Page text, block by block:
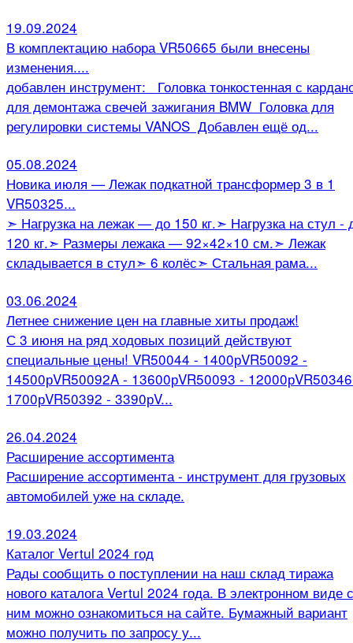
19.09.2024
В комплектацию набора VR50665 были внесены
изменения....
добавлен инструмент: Головка тонкостенная с
для демонтажа свечей зажигания BMW Головка для
регулировки системы VANOS Добавлен ещё од...
05.08.2024
Новика июля — Лежак подкатной трансформер 3 в 1
VR50325...
➣ Нагрузка на лежак — до 150 кг.➣ Нагрузка на стул -
120 кг.➣ Размеры лежака — 92×42×10 см.➣ Лежак
складывается в стул➣ 6 колёс➣ Стальная рама...
03.06.2024
Летнее снижение цен на главные хиты продаж!
С 3 июня на ряд ходовых позиций действуют
специальные цены! VR50044 - 1400рVR50092 -
14500рVR50092A - 13600рVR50093 -
1700рVR50392 - 3390рV...
26.04.2024
Расширение ассортимента
Расширение ассортимента - инструмент для грузовых
автомобилей уже на складе.
19.03.2024
Каталог Vertul 2024 год
Рады сообщить о поступлении на наш склад тиража
нового каталога Vertul 2024 года. В электронном виде с
ним можно ознакомиться на сайте. Бумажный вариант
можно получить по запросу у...